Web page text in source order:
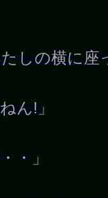
しの横に座
ん!」
・」